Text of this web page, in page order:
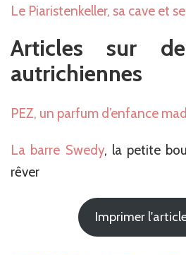
Le Piaristenkeller, sa cave et
Articles sur
autrichiennes
PEZ, un parfum d’enfance
La barre Swedy, la petite
rêver
Imprimer